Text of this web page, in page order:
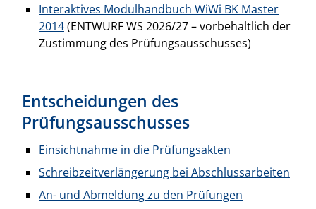
Interaktives Modulhandbuch WiWi BK Master
2014(ENTWURF WS 2026/27 – vorbehaltlich der
Zustimmung des Prüfungsausschusses)
Entscheidungen des
Prüfungsausschusses
Einsichtnahme in die Prüfungsakten
Schreibzeitverlängerung bei Abschlussarbeiten
An- und Abmeldung zu den Prüfungen